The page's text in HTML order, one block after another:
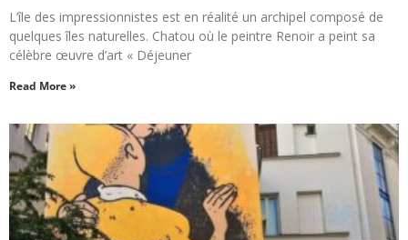
L’île des impressionnistes est en réalité un archipel composé de
quelques îles naturelles. Chatou où le peintre Renoir a peint sa
célèbre œuvre d’art « Déjeuner
Read More »